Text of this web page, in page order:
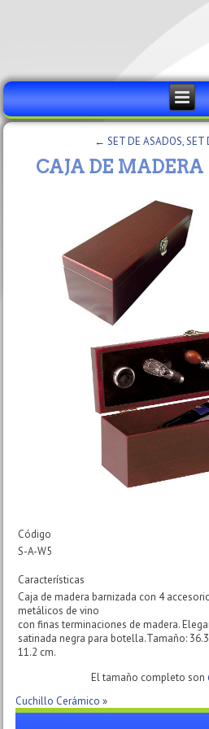
← SET DE ASADOS, SET
CAJA DE
Código
S-A-W5
Características
Caja de madera barnizada con 4
metálicos de vino
con finas terminaciones de madera.
satinada negra para botella.Tamaño:
11.2 cm.
El tamaño completo son
Cuchillo Cerámico »